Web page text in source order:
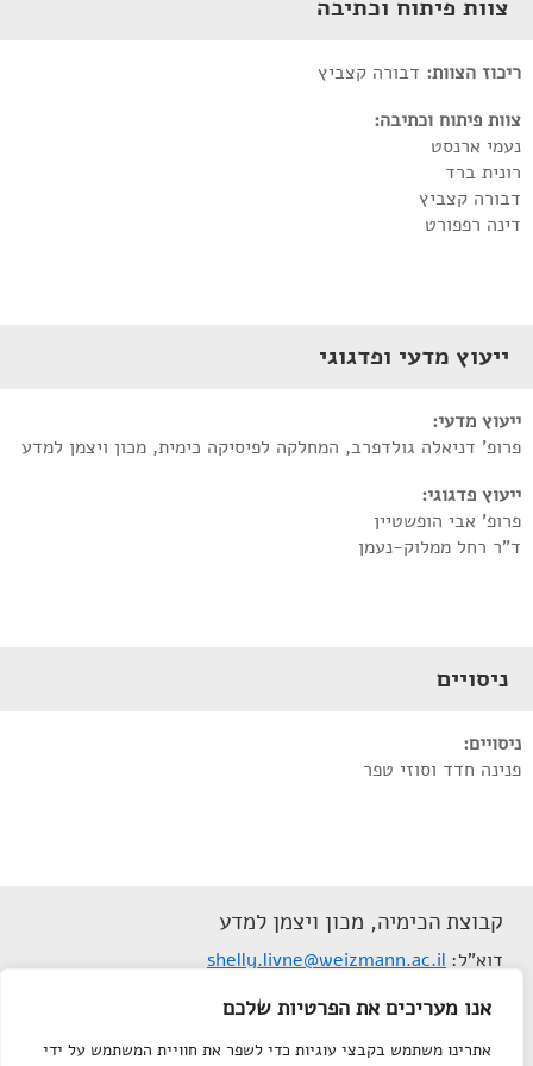
אנו מעריכים את הפרטיות שלכם
אתרינו משתמש בקבצי עוגיות כדי לשפר את חוויית המשתמש על ידי
צוות פיתוח וכתיבה
ריכוז הצוות: דבורה קצביץ
צוות פיתוח וכתיבה:
נעמי ארנסט
רונית ברד
דבורה קצביץ
דינה רפפורט
ייעוץ מדעי ופדגוגי
ייעוץ מדעי:
פרופ' דניאלה גולדפרב, המחלקה לפיסיקה כימית, מכון ויצמן למדע
ייעוץ פדגוגי:
פרופ' אבי הופשטיין
ד"ר רחל ממלוק-נעמן
ניסויים
ניסויים:
פנינה חדד וסוזי טפר
קבוצת הכימיה, מכון ויצמן למדע
דוא"ל shelly.livne@weizmann.ac.il
הצהרת נגישות